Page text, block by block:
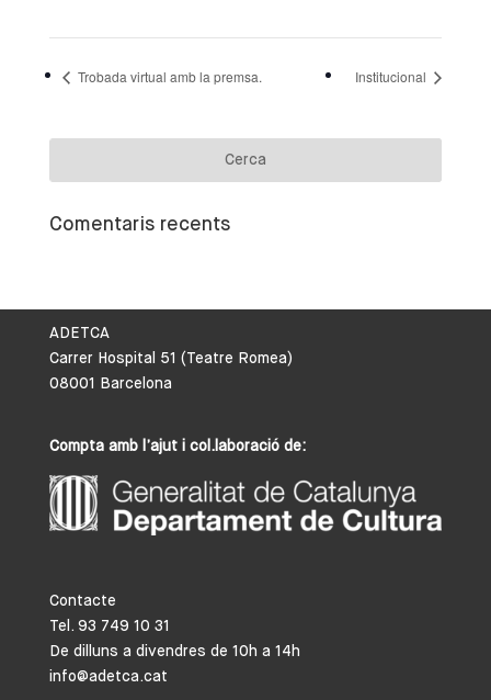
Trobada virtual amb la premsa. Institucional
Comentaris recents
ADETCA
Carrer Hospital 51 (Teatre Romea)
08001 Barcelona
Compta amb l’ajut i col.laboració de:
Contacte
Tel. 93 749 10 31
De dilluns a divendres de 10h a 14h
info@adetca.cat